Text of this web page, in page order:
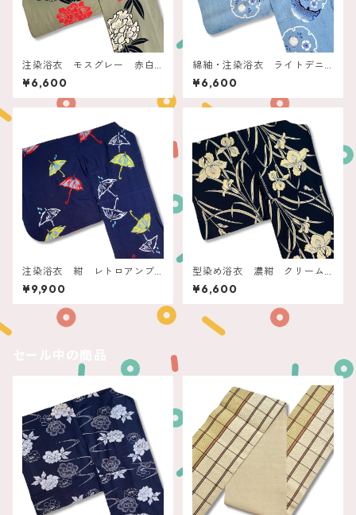
注染浴衣 モスグレー 赤白
の石楠花
¥6,600
綿紬・注染浴衣 ライトデニ
ムブルー 雪輪に撫子
¥6,600
注染浴衣 紺 レトロアンブ
レラ
¥9,900
型染め浴衣 濃紺 クリーム
菖蒲
¥6,600